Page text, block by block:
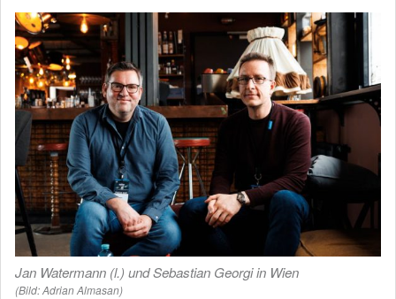
Jan Watermann (l.) und Sebastian Georgi in Wien
(Bild: Adrian Almasan)